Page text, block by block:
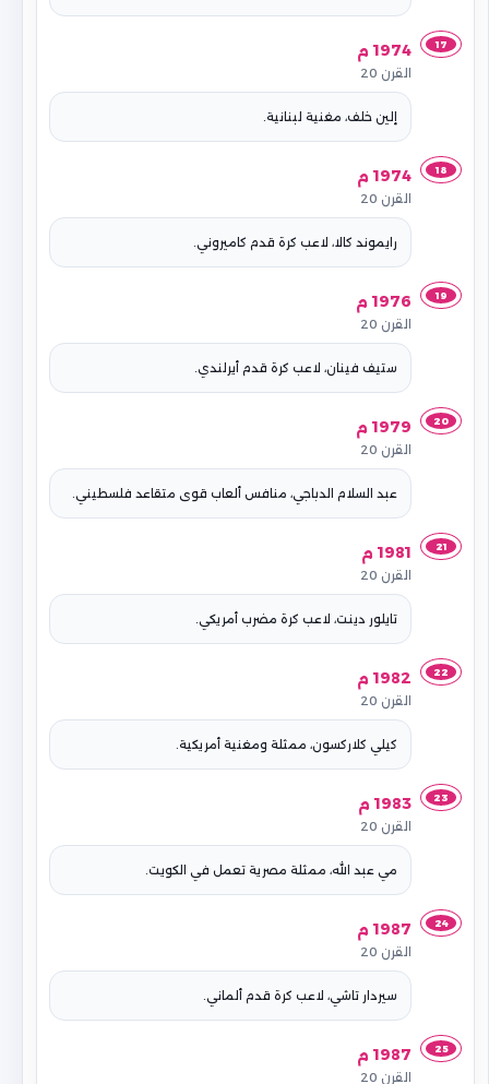
17 1974 م
القرن 20
إلين خلف، مغنية لبنانية.
18 1974 م
القرن 20
رايموند كالا، لاعب كرة قدم كاميروني.
19 1976 م
القرن 20
ستيف فينان، لاعب كرة قدم أيرلندي.
20 1979 م
القرن 20
عبد السلام الدباجي، منافس ألعاب قوى متقاعد فلسطيني.
21 1981 م
القرن 20
تايلور دينت، لاعب كرة مضرب أمريكي.
22 1982 م
القرن 20
كيلي كلاركسون، ممثلة ومغنية أمريكية.
23 1983 م
القرن 20
مي عبد الله، ممثلة مصرية تعمل في الكويت.
24 1987 م
القرن 20
سيردار تاشي، لاعب كرة قدم ألماني.
25 1987 م
القرن 20